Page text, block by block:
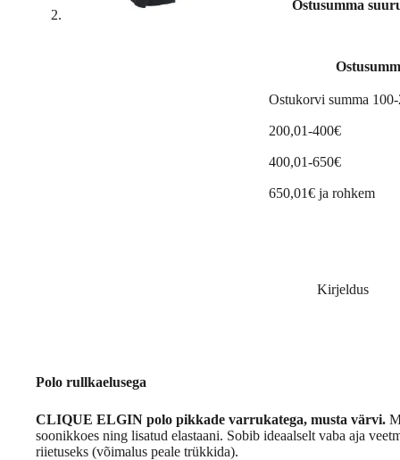
Ostusumma
Ostukorvi summa
200,01-400€
400,01-650€
650,01€ ja rohkem
Kirjeldus
Polo rullkaelusega
CLIQUE ELGIN polo pikkade varrukatega, musta värvi.
soonikkoes ning lisatud elastaani. Sobib ideaalselt vaba aja
riietuseks (võimalus peale trükkida).